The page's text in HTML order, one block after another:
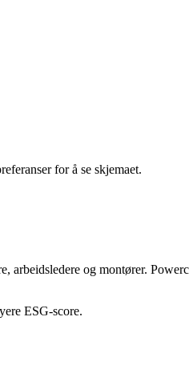
for å se skjemaet.
arbeidsledere og montører.
ESG-score.